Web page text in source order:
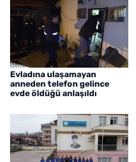
Evladına ulaşamayan
anneden telefon gelince
evde öldüğü anlaşıldı